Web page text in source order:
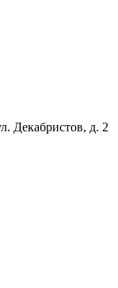
Декабристов, д. 2